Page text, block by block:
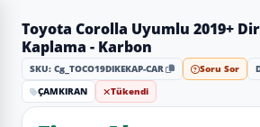
Toyota Corolla Uyumlu 2019+
Kaplama - Karbon
SKU: Cg_TOCO19DIKEKAP-CAR Soru Sor
ÇAMKIRAN
Tükendi